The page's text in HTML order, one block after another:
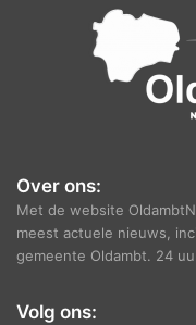
Over ons:
Met de website
meest actuele nieuws,
gemeente Oldambt. 24
Volg ons: